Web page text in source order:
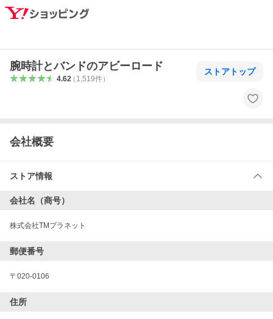
腕時計とバンドのアビーロード
4.62（ 1,519件）
ストアトップ
会社概要
ストア情報
会社名（商号）
株式会社TMプラネット
郵便番号
〒 020-0106
住所